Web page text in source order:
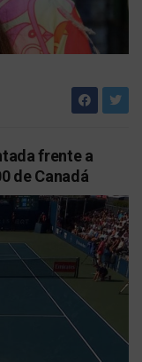
frente a
de Canadá